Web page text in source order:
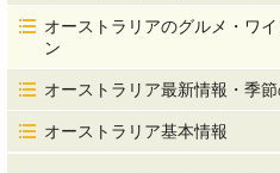
オーストラリアのグルメ・ワ
ン
オーストラリア最新情報・季節
オーストラリア基本情報